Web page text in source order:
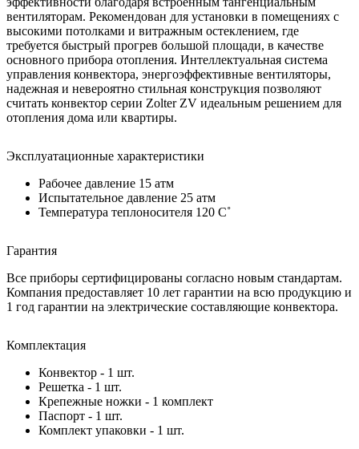
вентиляторам. Рекомендован для установки в помещениях с
высокими потолками и витражным остеклением, где
требуется быстрый прогрев большой площади, в качестве
основного прибора отопления. Интеллектуальная система
управления конвектора, энергоэффективные вентиляторы,
надежная и невероятно стильная конструкция позволяют
считать конвектор серии Zolter ZV идеальным решением для
отопления дома или квартиры.
Эксплуатационные характеристики
Рабочее давление 15 атм
Испытательное давление 25 атм
Температура теплоносителя 120 C˚
Гарантия
Все приборы сертифицированы согласно новым стандартам.
Компания предоставляет 10 лет гарантии на всю продукцию и
1 год гарантии на электрические составляющие конвектора.
Комплектация
Конвектор - 1 шт.
Решетка - 1 шт.
Крепежные ножки - 1 комплект
Паспорт - 1 шт.
Комплект упаковки - 1 шт.